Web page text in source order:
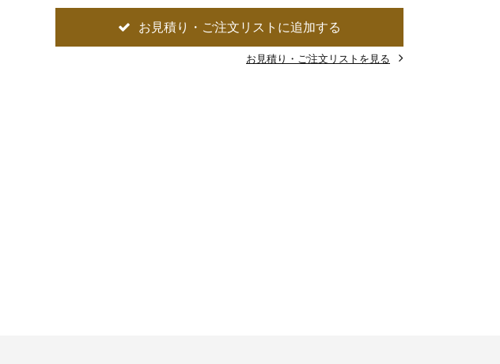
お見積り・ご注文リストに追加する
お見積り・ご注文リストを見る